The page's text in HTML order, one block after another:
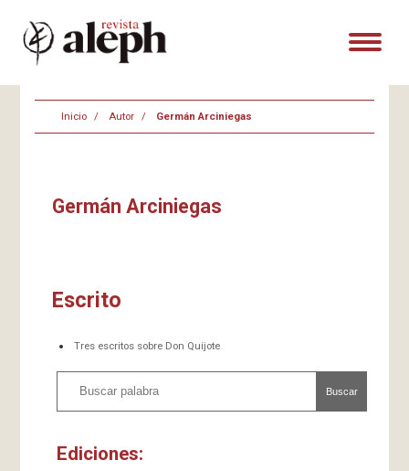
Inicio Autor Germán Arciniegas
Germán Arciniegas
Escrito
Tres escritos sobre Don Quijote
Buscar
Ediciones: